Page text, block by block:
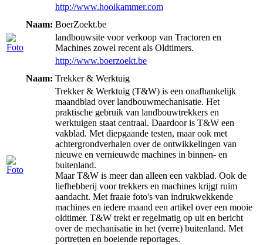
http://www.hooikammer.com
Naam: BoerZoekt.be
landbouwsite voor verkoop van Tractoren en
Machines zowel recent als Oldtimers.
http://www.boerzoekt.be
Naam: Trekker & Werktuig
Trekker & Werktuig (T&W) is een onafhankelijk
maandblad over landbouwmechanisatie. Het
praktische gebruik van landbouwtrekkers en
werktuigen staat centraal. Daardoor is T&W een
vakblad. Met diepgaande testen, maar ook met
achtergrondverhalen over de ontwikkelingen van
nieuwe en vernieuwde machines in binnen- en
buitenland.
Maar T&W is meer dan alleen een vakblad. Ook de
liefhebberij voor trekkers en machines krijgt ruim
aandacht. Met fraaie foto's van indrukwekkende
machines en iedere maand een artikel over een mooie
oldtimer. T&W trekt er regelmatig op uit en bericht
over de mechanisatie in het (verre) buitenland. Met
portretten en boeiende reportages.